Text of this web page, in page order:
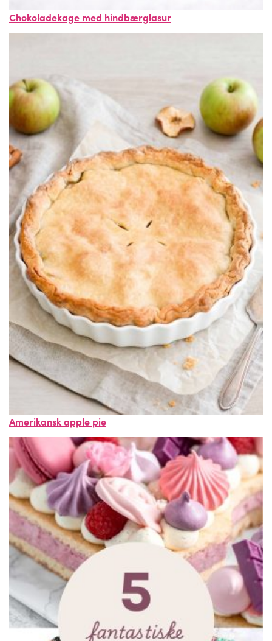
Chokoladekage med hindbærglasur
Amerikansk apple pie